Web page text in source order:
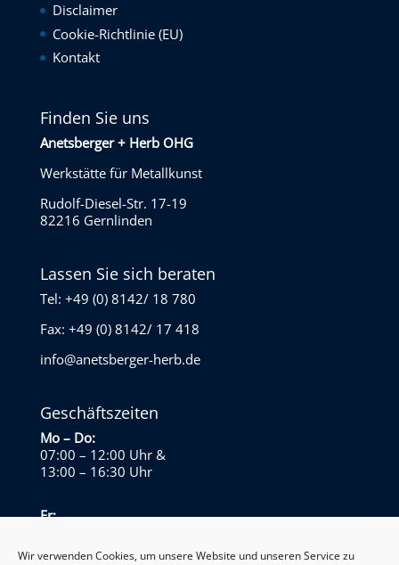
Wir verwenden Cookies, um unsere Website und unseren Service zu
Disclaimer
Cookie-Richtlinie (EU)
Kontakt
Finden Sie uns
Anetsberger + Herb OHG
Werkstätte für Metallkunst
Rudolf-Diesel-Str. 17-19
82216 Gernlinden
Lassen Sie sich beraten
Tel: +49 (0) 8142/ 18 780
Fax: +49 (0) 8142/ 17 418
info@anetsberger-herb.de
Geschäftszeiten
Mo – Do:
07:00 – 12:00 Uhr&
13:00 – 16:30 Uhr
Fr: